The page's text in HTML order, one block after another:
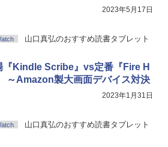
2023年5月17日
山口真弘のおすすめ読書タブレット
『Kindle Scribe』vs定番『Fire H
～Amazon製大画面デバイス対決
2023年1月31日
山口真弘のおすすめ読書タブレット